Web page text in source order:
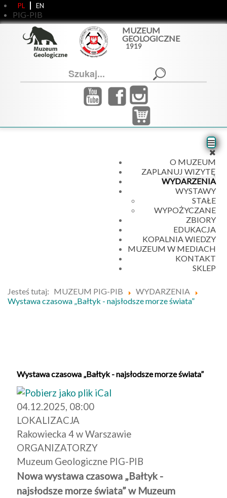
PL EN
PIG-PIB
MUZEUM
GEOLOGICZNE
1919
Szukaj...
O MUZEUM
ZAPLANUJ WIZYTĘ
WYDARZENIA
WYSTAWY
STAŁE
WYPOŻYCZANE
ZBIORY
EDUKACJA
KOPALNIA WIEDZY
MUZEUM W MEDIACH
KONTAKT
SKLEP
Jesteś tutaj: MUZEUM PIG-PIB
WYDARZENIA
Wystawa czasowa „Bałtyk - najsłodsze morze świata”
Wystawa czasowa „Bałtyk - najsłodsze morze świata”
04.12.2025, 08:00
LOKALIZACJA
Rakowiecka 4 w Warszawie
ORGANIZATORZY
Muzeum Geologiczne PIG-PIB
Nowa wystawa czasowa „Bałtyk -
najsłodsze morze świata” w Muzeum